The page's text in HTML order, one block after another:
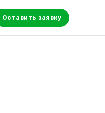
Оставить заявку